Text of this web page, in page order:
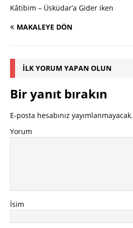
Kâtibim – Üsküdar’a Gider iken
MAKALEYE DÖN
İLK YORUM YAPAN OLUN
Bir yanıt bırakın
E-posta hesabınız yayımlanmayacak.
Yorum
İsim